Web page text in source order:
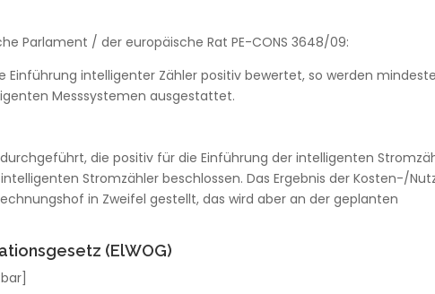
Parlament / der europäische Rat PE-CONS 3648/09:
Einführung intelligenter Zähler positiv bewertet, so werden
Messsystemen ausgestattet.
die positiv für die Einführung der intelligenten
Stromzähler beschlossen. Das Ergebnis der Kosten-/
in Zweifel gestellt, das wird aber an der geplanten
(ElWOG)